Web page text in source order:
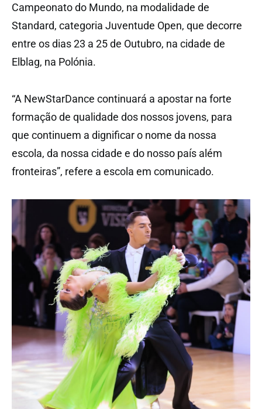
Campeonato do Mundo, na modalidade de
Standard, categoria Juventude Open, que decorre
entre os dias 23 a 25 de Outubro, na cidade de
Elblag, na Polónia.
“A NewStarDance continuará a apostar na forte
formação de qualidade dos nossos jovens, para
que continuem a dignificar o nome da nossa
escola, da nossa cidade e do nosso país além
fronteiras”, refere a escola em comunicado.